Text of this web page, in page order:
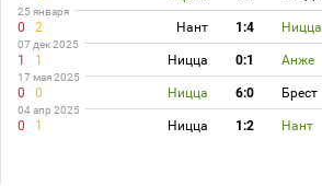
25 января
0 2 Нант 1:4 Ницца
07 дек 2025
1 1 Ницца 0:1 Анже
17 мая 2025
0 0 Ницца 6:0 Брест
04 апр 2025
0 1 Ницца 1:2 Нант